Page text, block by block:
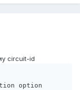
circuit-id
option